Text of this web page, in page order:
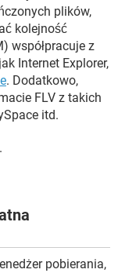
plików,
kolejność
współpracuje z
Internet Explorer,
. Dodatkowo,
FLV z takich
itd.
pobierania,